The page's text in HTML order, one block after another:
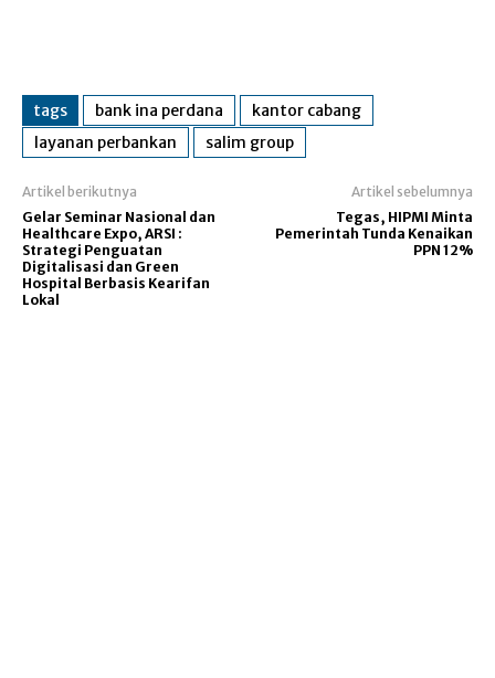
tags bank ina perdana
kantor cabang
layanan perbankan
salim group
Artikel berikutnya
Gelar Seminar Nasional dan
Healthcare Expo, ARSI :
Strategi Penguatan
Digitalisasi dan Green
Hospital Berbasis Kearifan
Lokal
Artikel sebelumnya
Tegas, HIPMI Minta
Pemerintah Tunda Kenaikan
PPN 12%